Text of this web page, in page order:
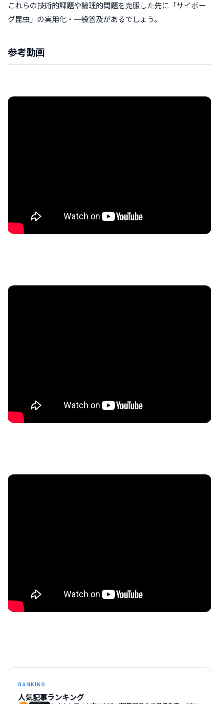
これらの技術的課題や論理的問題を克服した先に「サイボー
グ昆虫」の実用化・一般普及があるでしょう。
参考動画
RANKING
人気記事ランキング